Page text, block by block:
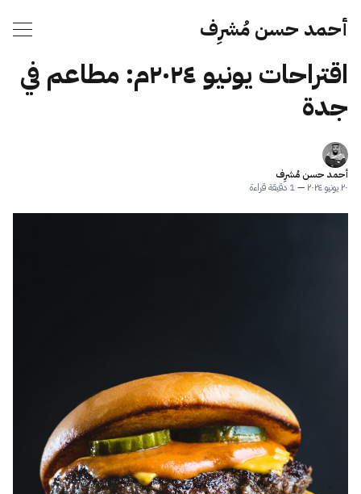
أحمد حسن مُشرِف
اقتراحات يونيو ٢٠٢٤م: مطاعم في
جدة
أحمد حسن مُشرِف
٢٠ يونيو ٢٠٢٤
—1 دقيقة قراءة